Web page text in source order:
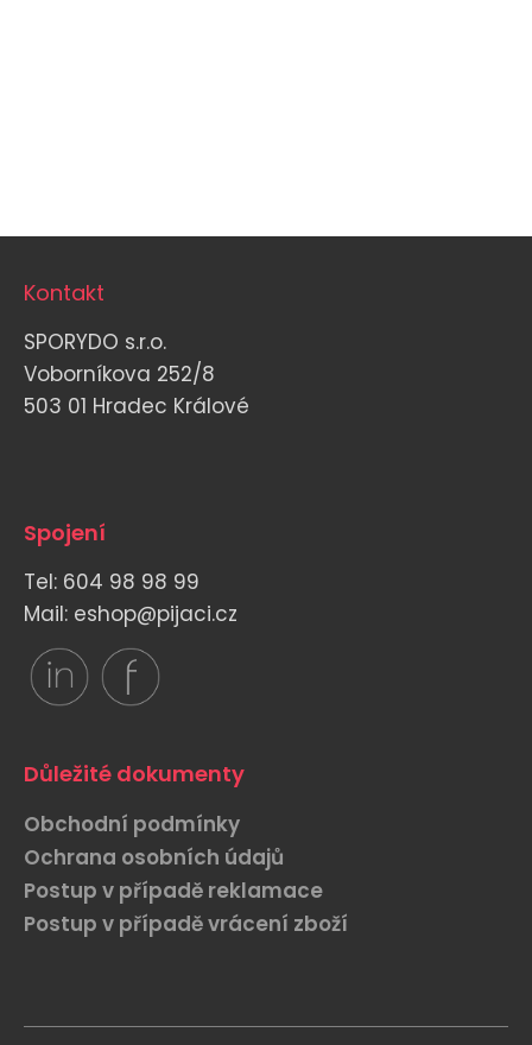
Kontakt
SPORYDO s.r.o.
Voborníkova 252/8
503 01 Hradec Králové
Spojení
Tel: 604 98 98 99
Mail: eshop@pijaci.cz
Důležité dokumenty
Obchodní podmínky
Ochrana osobních údajů
Postup v případě reklamace
Postup v případě vrácení zboží